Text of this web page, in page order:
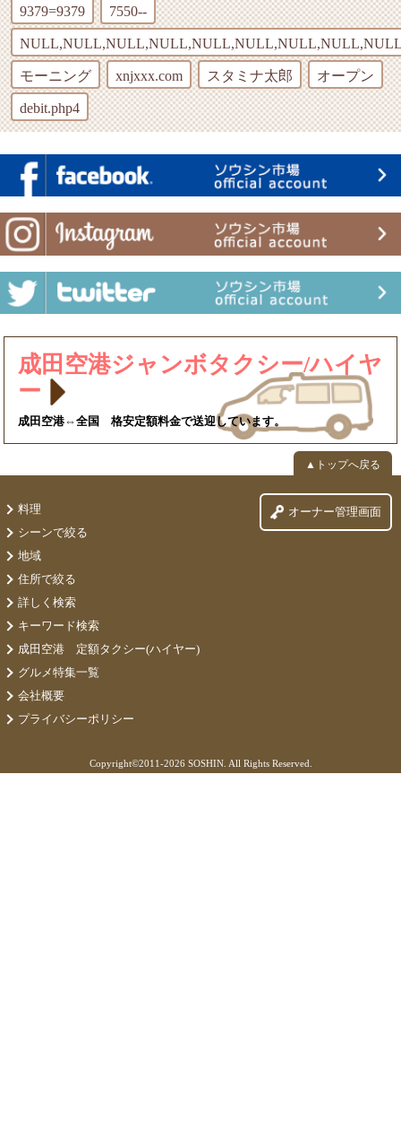
9379=9379 7550--
モーニング xnjxxx.com スタミナ太郎 オープン
debit.php4
成田空港ジャンボタクシー/ハイヤ
ー
成田空港⇔全国 格安定額料金で送迎しています。
▲トップへ戻る
料理
シーンで絞る
地域
住所で絞る
詳しく検索
キーワード検索
成田空港 定額タクシー(ハイヤー)
グルメ特集一覧
会社概要
プライバシーポリシー
オーナー管理画面
Copyright©2011-2026 SOSHIN. All Rights Reserved.